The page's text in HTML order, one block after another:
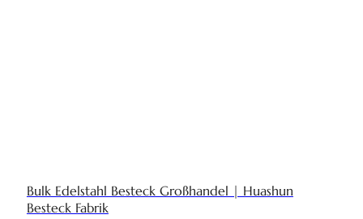
Bulk Edelstahl Besteck Großhandel | Huashun
Besteck Fabrik